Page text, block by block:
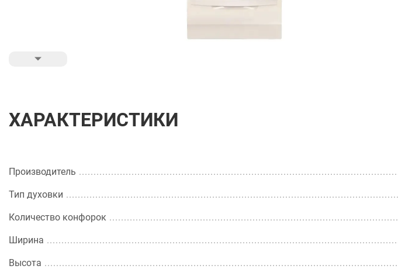
ХАРАКТЕРИСТИКИ
Производитель
Тип духовки
Количество конфорок
Ширина
Высота